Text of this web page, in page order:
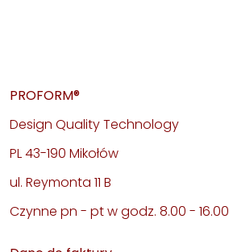
PROFORM®
Design Quality Technology
PL 43-190 Mikołów
ul. Reymonta 11 B
Czynne pn - pt w godz. 8.00 - 16.00